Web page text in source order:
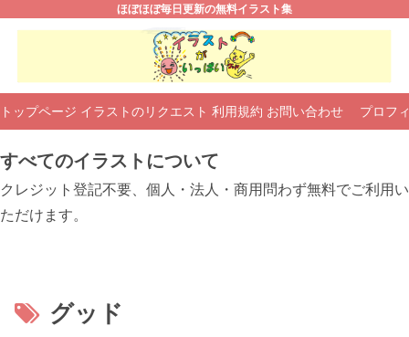
ほぼほぼ毎日更新の無料イラスト集
トップページ イラストのリクエスト 利用規約 お問い合わせ プロフ
すべてのイラストについて
クレジット登記不要、個人・法人・商用問わず無料でご利用い
ただけます。
グッド